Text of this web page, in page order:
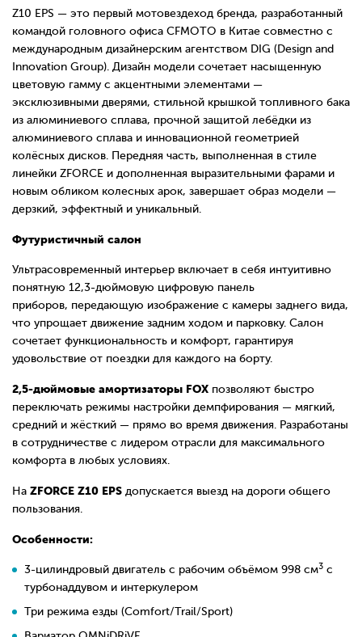
Z10 EPS — это первый мотовездеход бренда, разработанный
командой головного офиса CFMOTO в Китае совместно с
международным дизайнерским агентством DIG (Design and
Innovation Group). Дизайн модели сочетает насыщенную
цветовую гамму с акцентными элементами —
эксклюзивными дверями, стильной крышкой топливного бака
из алюминиевого сплава, прочной защитой лебёдки из
алюминиевого сплава и инновационной геометрией
колёсных дисков. Передняя часть, выполненная в стиле
линейки ZFORCE и дополненная выразительными фарами и
новым обликом колесных арок, завершает образ модели —
дерзкий, эффектный и уникальный.
Футуристичный салон
Ультрасовременный интерьер включает в себя интуитивно
понятную 12,3-дюймовую цифровую панель
приборов, передающую изображение с камеры заднего вида,
что упрощает движение задним ходом и парковку. Салон
сочетает функциональность и комфорт, гарантируя
удовольствие от поездки для каждого на борту.
2,5-дюймовые амортизаторы FOX позволяют быстро
переключать режимы настройки демпфирования — мягкий,
средний и жёсткий — прямо во время движения. Разработаны
в сотрудничестве с лидером отрасли для максимального
комфорта в любых условиях.
На ZFORCE Z10 EPS допускается выезд на дороги общего
пользования.
Особенности:
3-цилиндровый двигатель с рабочим объёмом 998 см3 с
турбонаддувом и интеркулером
Три режима езды (Comfort/Trail/Sport)